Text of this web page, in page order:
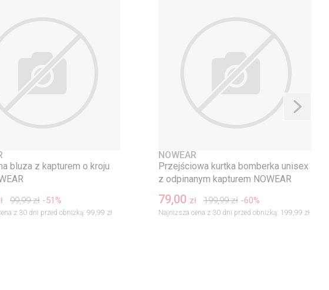
bluza z kapturem o kroju
99,99 zł -51%
z 30 dni przed obniżką: 99,99 zł
NOWEAR
Przejściowa kurtka bomberka unisex
z odpinanym kapturem NOWEAR
79,00 zł 199,99 zł -60%
Najniższa cena z 30 dni przed obniżką: 199,99 zł